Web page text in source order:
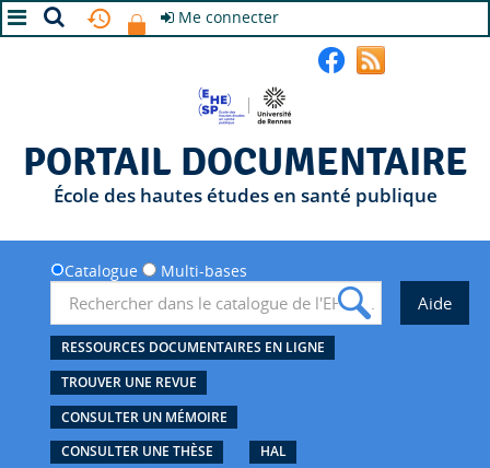
Me connecter
PORTAIL DOCUMENTAIRE
École des hautes études en santé publique
Catalogue Multi-bases
RESSOURCES DOCUMENTAIRES EN LIGNE
TROUVER UNE REVUE
CONSULTER UN MÉMOIRE
CONSULTER UNE THÈSE
HAL